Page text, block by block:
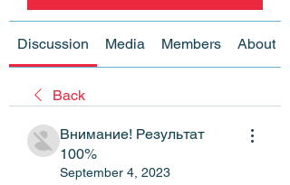
Discussion Media Members About
Back
Внимание! Результат
100%
September 4, 2023